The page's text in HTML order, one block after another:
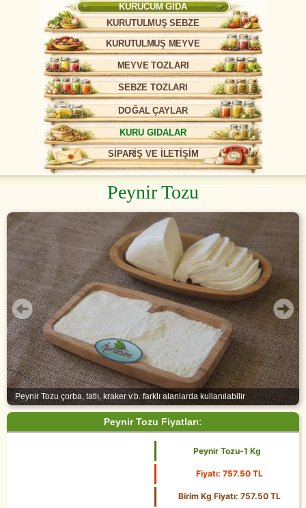
KURUCUM GIDA
KURUTULMUŞ SEBZE
KURUTULMUŞ MEYVE
MEYVE TOZLARI
SEBZE TOZLARI
DOĞAL ÇAYLAR
KURU GIDALAR
SİPARİŞ VE İLETİŞİM
Peynir Tozu
Peynir Tozu çorba, tatlı, kraker v.b. farklı alanlarda kullanılabilir
Peynir Tozu Fiyatları:
Peynir Tozu-1 Kg
Fiyatı: 757.50 TL
Birim Kg Fiyatı: 757.50 TL